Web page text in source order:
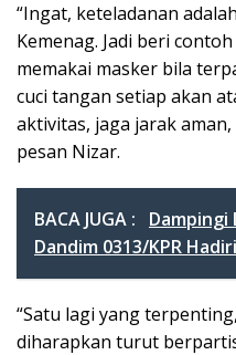
“Ingat, keteladanan
Kemenag. Jadi beri
memakai masker bila
cuci tangan setiap akan
aktivitas, jaga jarak
pesan Nizar.
BACA JUGA :
Dampingi
Dandim 0313/KPR
“Satu lagi yang
diharapkan turut